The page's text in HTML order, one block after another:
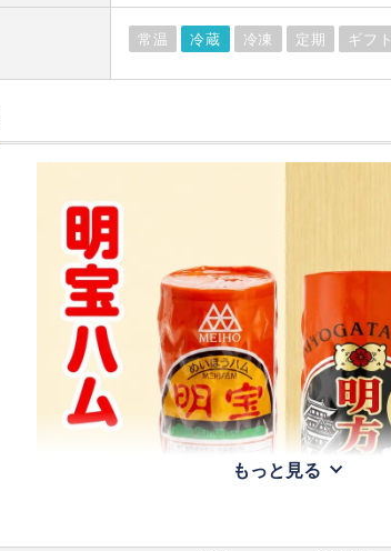
常温 冷蔵 冷凍 定期 ギフト
もっと見る